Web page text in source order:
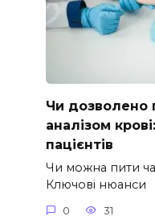
Чи дозволено
аналізом
пацієнтів
Чи можна пити
Ключові нюанси
0 31